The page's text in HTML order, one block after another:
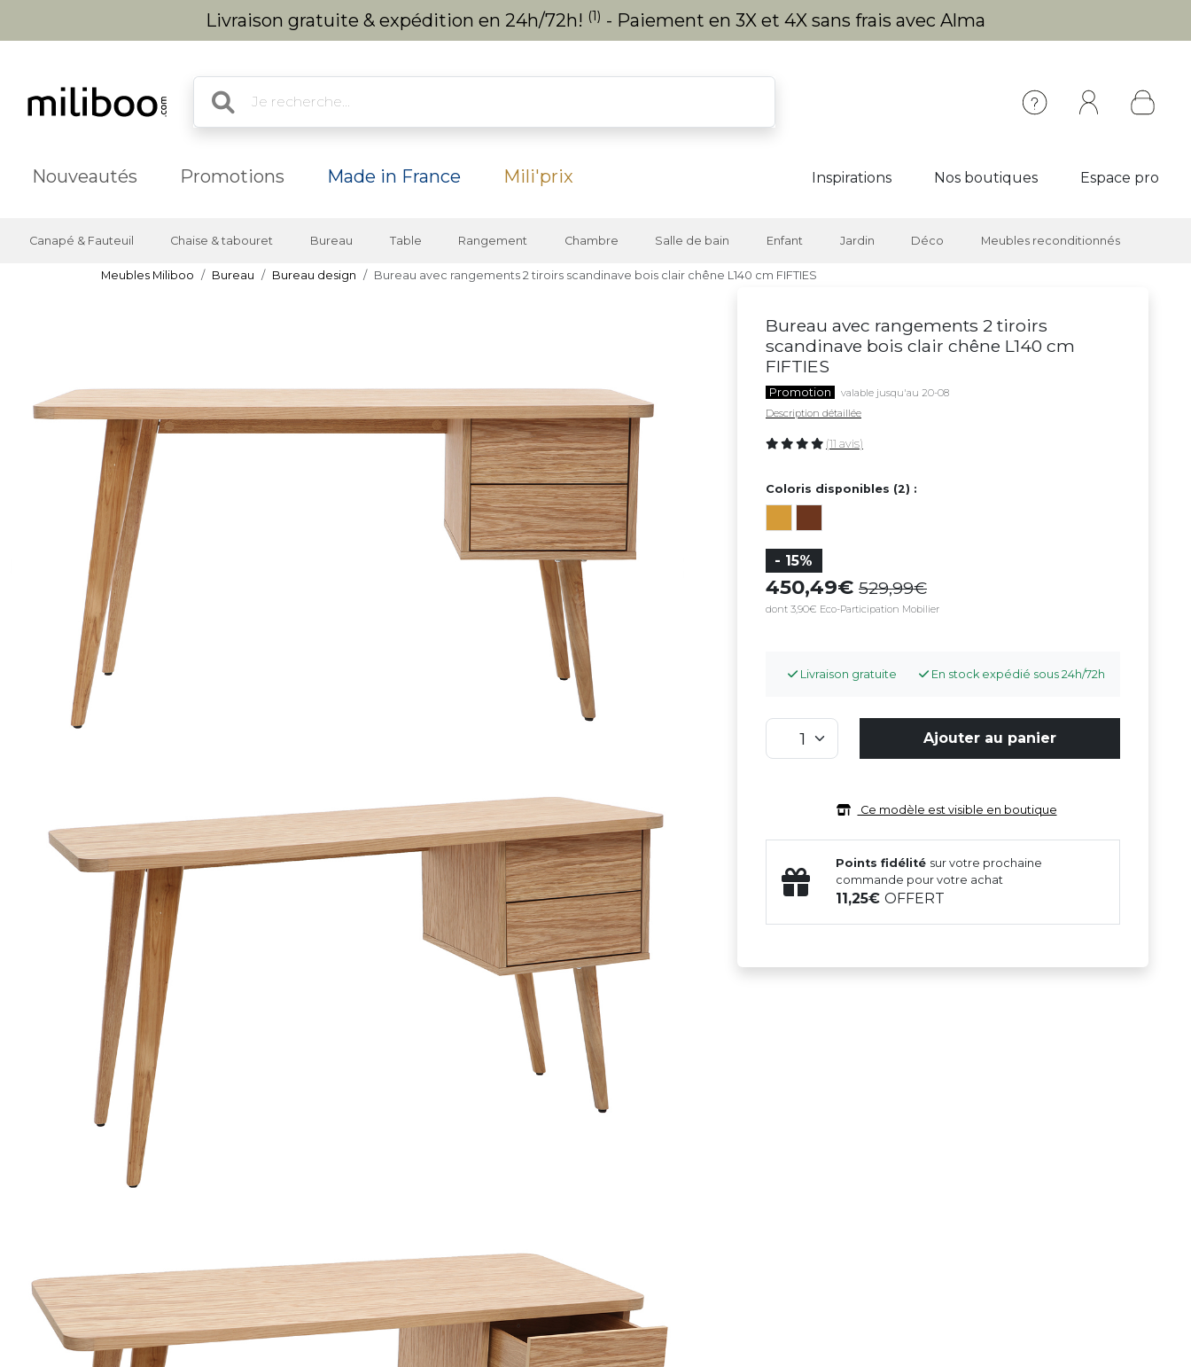
Livraison gratuite & expédition en 24h/72h! (1) - Paiement en 3X et 4X sans frais avec Alma
Nouveautés Promotions Made in France Mili'prix Inspirations Nos boutiques Espace pro
Canapé & Fauteuil Chaise & tabouret Bureau Table Rangement Chambre Salle de bain Enfant Jardin Déco Meubles reconditionnés
Meubles Miliboo Bureau Bureau design Bureau avec rangements 2 tiroirs scandinave bois clair chêne L140 cm FIFTIES
Bureau avec rangements 2 tiroirs
scandinave bois clair chêne L140 cm
FIFTIES
Promotion
valable jusqu'au 20-08
Description détaillée
(11 avis)
Coloris disponibles (2) :
- 15%
450,49 529,99
dont 3,90€ Eco-Participation Mobilier
Livraison gratuite En stock expédié sous 24h/72h
Ajouter au panier
Ce modèle est visible en boutique
Points fidélité sur votre prochaine
commande pour votre achat
11,25OFFERT